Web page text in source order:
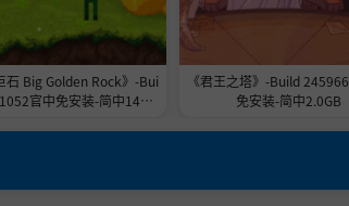
石 Big Golden Rock》-Bui
官中免安装-简中148.7
《君王之塔》-Build
免安装-简中2.0GB